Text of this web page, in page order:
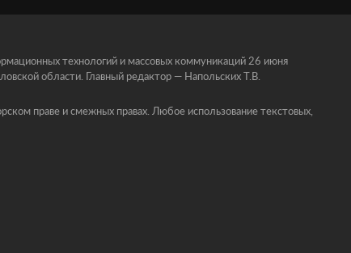
технологий и массовых коммуникаций 26 июня
области. Главный редактор — Напольских Т.В.
праве и смежных правах. Любое использование текстовых,